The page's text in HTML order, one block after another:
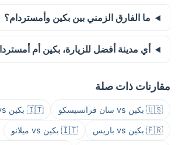
ما الفارق الزمني بين بكين وأمستردام؟
أي مدينة أفضل للزيارة، بكين أم
مقارنات ذات صلة
🇺🇸 بكين vs سان فرانسيسكو 🇮🇹 بكين vs روما
🇫🇷 بكين vs باريس 🇮🇹 بكين vs ميلانو